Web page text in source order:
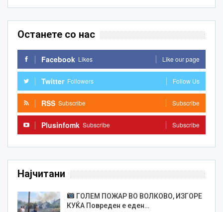
Останете со нас
Facebook Likes Like our page
Twitter Followers Follow Us
RSS Subscribe Subscribe
Plusinfomk Subscribe Subscribe
Најчитани
ГОЛЕМ ПОЖАР ВО ВОЛКОВО, ИЗГОРЕ
КУЌА Повреден е еден…